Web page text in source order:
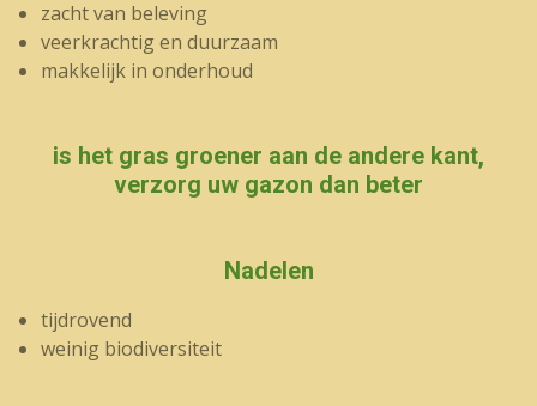
zacht van beleving
veerkrachtig en duurzaam
makkelijk in onderhoud
is het gras groener aan de andere kant,
verzorg uw gazon dan beter
Nadelen
tijdrovend
weinig biodiversiteit